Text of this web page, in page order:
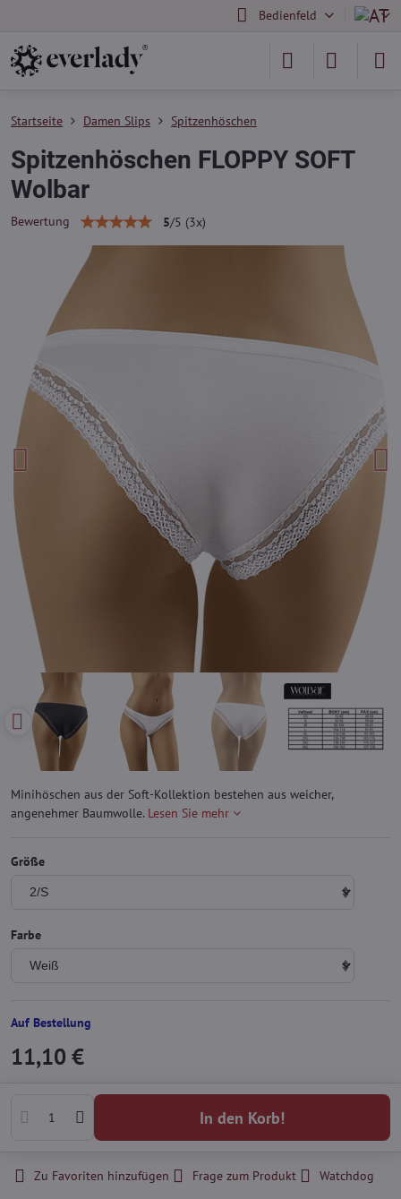
Bedienfeld
Startseite Damen Slips Spitzenhöschen
Spitzenhöschen FLOPPY SOFT
Wolbar
Bewertung 5/5 (3x)
Minihöschen aus der Soft-Kollektion bestehen aus weicher,
angenehmer Baumwolle. Lesen Sie mehr
Größe
Farbe
Auf Bestellung
11,10 €
In den Korb!
Zu Favoriten hinzufügen Frage zum Produkt
Watchdog